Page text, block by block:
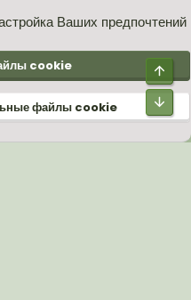
2026 XenForo Ltd.
Ваших предпочтений
cookie
файлы cookie